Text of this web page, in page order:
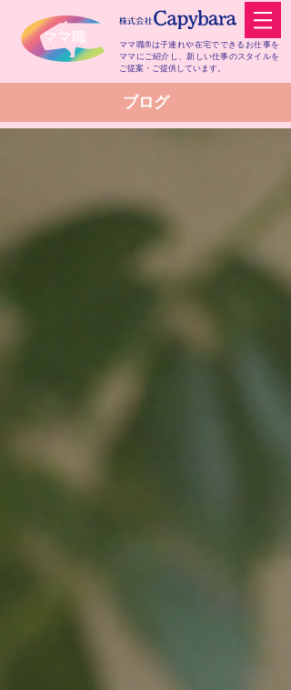
​ママ職
ママ職®は子連れや在宅でできるお仕事を
ママにご紹介し、新しい仕事のスタイルを
ご提案・ご提供しています。
​ブログ